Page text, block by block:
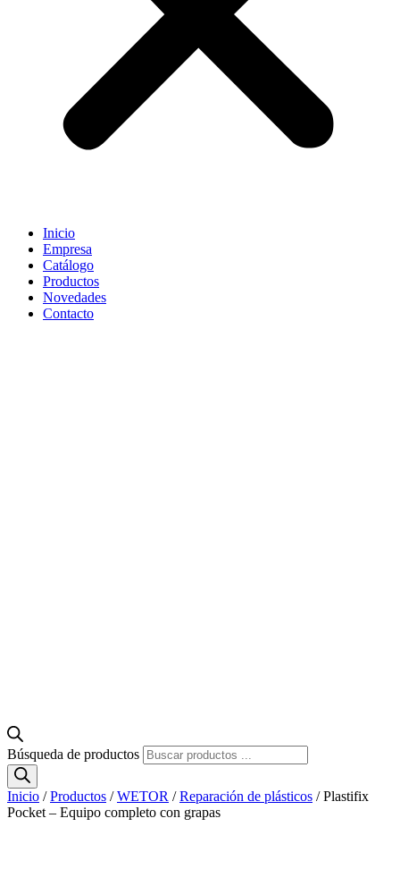
Inicio
Empresa
Catálogo
Productos
Novedades
Contacto
Búsqueda de productos
Inicio /Productos /WETOR /Reparación de plásticos / Plastifix
Pocket – Equipo completo con grapas